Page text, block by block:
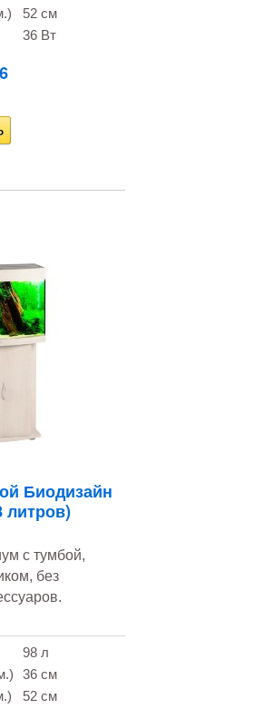
52 см
36 Вт
Биодизайн
литров)
с тумбой,
без
98 л
36 см
52 см